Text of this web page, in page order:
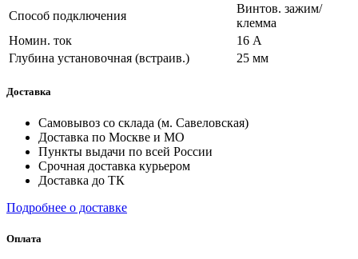
Способ подключения
Винтов. зажим/
клемма
Номин. ток
16 А
Глубина установочная (встраив.)
25 мм
Доставка
Самовывоз со склада (м. Савеловская)
Доставка по Москве и МО
Пункты выдачи по всей России
Срочная доставка курьером
Доставка до ТК
Подробнее о доставке
Оплата